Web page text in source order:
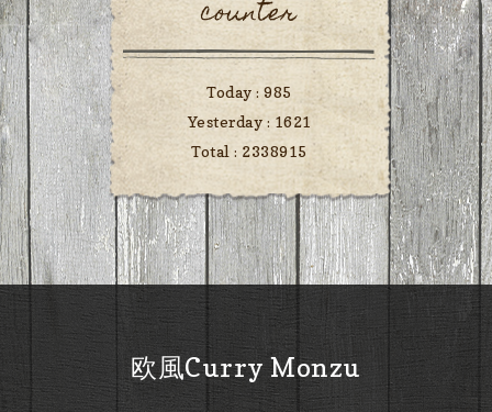
counter
Today :985
Yesterday : 1621
Total : 2338915
欧風Curry Monzu